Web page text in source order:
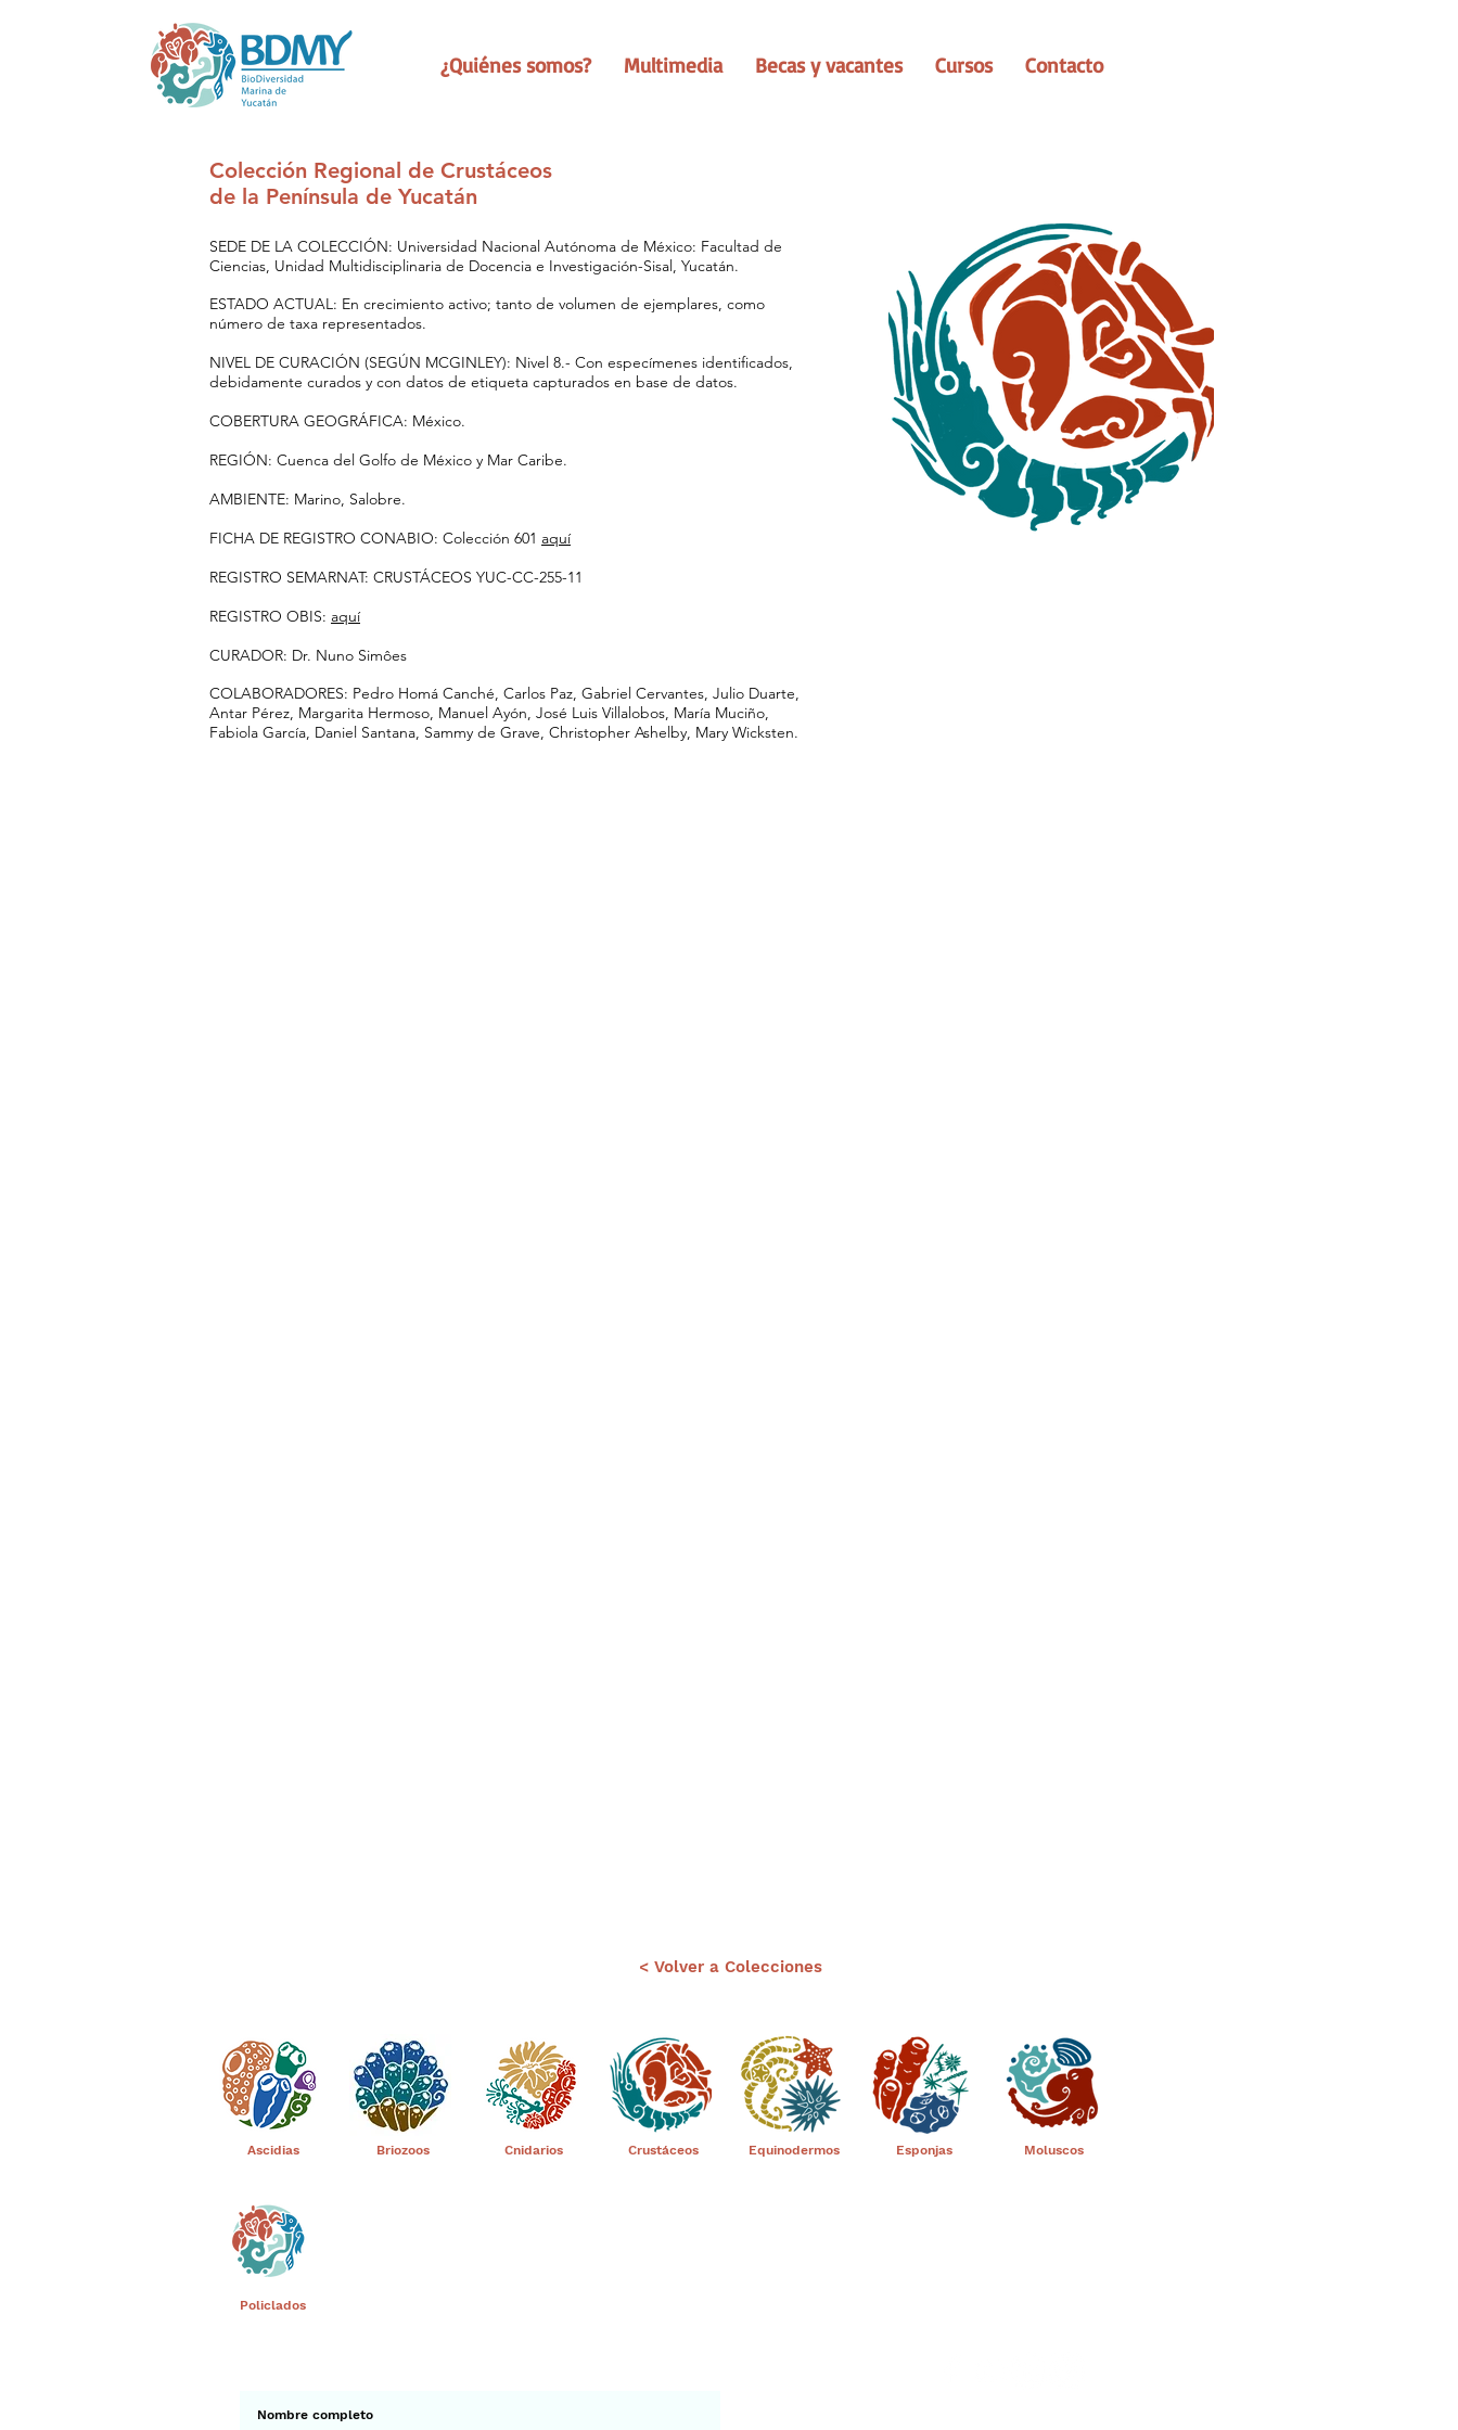
¿Quiénes somos? Multimedia Becas y vacantes Cursos Contacto
Colección Regional de Crustáceos
de la Península de Yucatán
SEDE DE LA COLECCIÓN: Universidad Nacional Autónoma de México: Facultad de
Ciencias, Unidad Multidisciplinaria de Docencia e Investigación-Sisal​, Yucatán.
ESTADO ACTUAL: En crecimiento activo; tanto de volumen de ejemplares, como
número de taxa representados.
NIVEL DE CURACIÓN (SEGÚN MCGINLEY): Nivel 8.- Con especímenes identificados,
debidamente curados y con datos de etiqueta capturados en base de datos.
COBERTURA GEOGRÁFICA: México.
REGIÓN: Cuenca del Golfo de México y Mar Caribe.
AMBIENTE: Marino, Salobre.
FICHA DE REGISTRO CONABIO: Colección 601 aquí
REGISTRO SEMARNAT: CRUSTÁCEOS YUC-CC-255-11
REGISTRO OBIS: aquí
CURADOR: Dr. Nuno Simôes
COLABORADORES: Pedro Homá Canché, Carlos Paz, Gabriel Cervantes, Julio Duarte,
Antar Pérez, Margarita Hermoso, Manuel Ayón, José Luis Villalobos, María Muciño,
Fabiola García, Daniel Santana, Sammy de Grave, Christopher Ashelby, Mary Wicksten.
< Volver a Colecciones
Ascidias Briozoos Cnidarios Crustáceos Equinodermos Esponjas Moluscos
Policlados